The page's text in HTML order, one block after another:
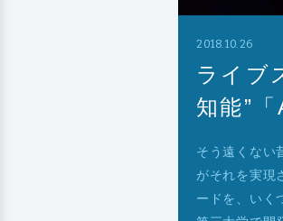
2018.10.26
ライブ
知能”
そう遠くない
がそれを実現
ードを、いく